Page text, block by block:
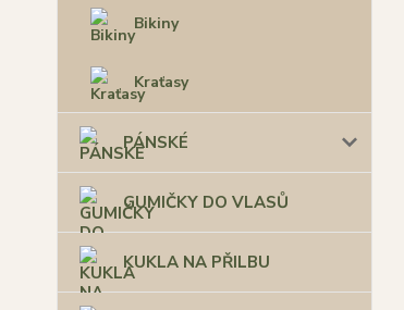
Bikiny
Kraťasy
PÁNSKÉ
GUMIČKY DO VLASŮ
KUKLA NA PŘILBU